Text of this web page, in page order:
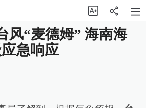
风“麦德姆” 海南海
急响应